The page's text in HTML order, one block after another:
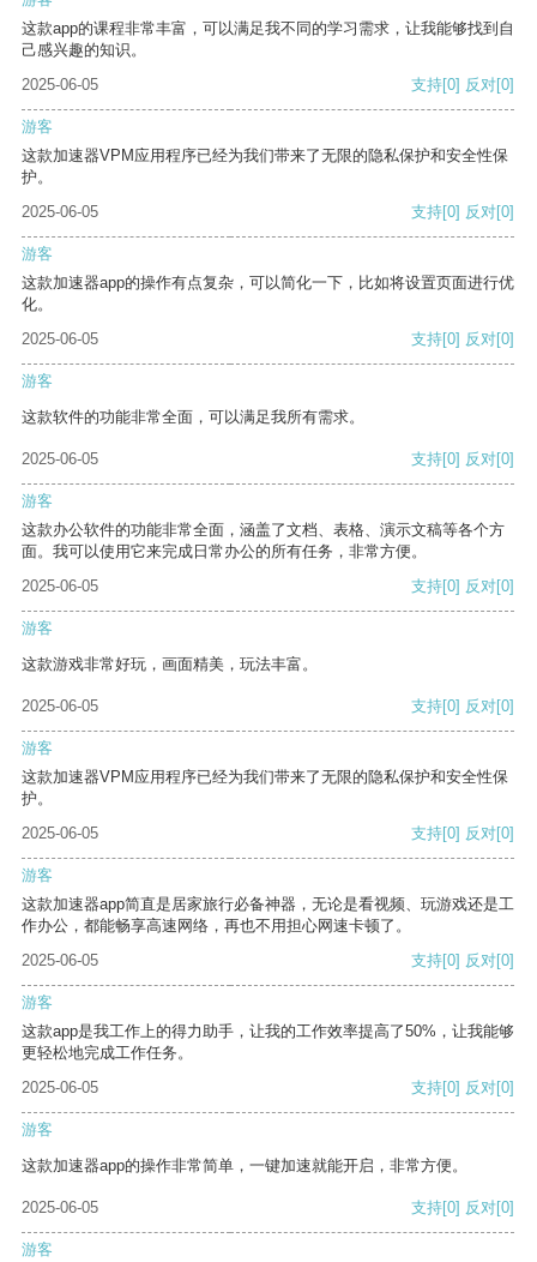
这款app的课程非常丰富，可以满足我不同的学习需求，让我能够找到自
己感兴趣的知识。
2025-06-05
支持[0] 反对[0]
游客
这款加速器VPM应用程序已经为我们带来了无限的隐私保护和安全性保
护。
2025-06-05
支持[0] 反对[0]
游客
这款加速器app的操作有点复杂，可以简化一下，比如将设置页面进行优
化。
2025-06-05
支持[0] 反对[0]
游客
这款软件的功能非常全面，可以满足我所有需求。
2025-06-05 支持[0] 反对[0]
游客
这款办公软件的功能非常全面，涵盖了文档、表格、演示文稿等各个方
面。我可以使用它来完成日常办公的所有任务，非常方便。
2025-06-05
支持[0] 反对[0]
游客
这款游戏非常好玩，画面精美，玩法丰富。
2025-06-05 支持[0] 反对[0]
游客
这款加速器VPM应用程序已经为我们带来了无限的隐私保护和安全性保
护。
2025-06-05
支持[0] 反对[0]
游客
这款加速器app简直是居家旅行必备神器，无论是看视频、玩游戏还是工
作办公，都能畅享高速网络，再也不用担心网速卡顿了。
2025-06-05
支持[0] 反对[0]
游客
这款app是我工作上的得力助手，让我的工作效率提高了50%，让我能够
更轻松地完成工作任务。
2025-06-05
支持[0] 反对[0]
游客
这款加速器app的操作非常简单，一键加速就能开启，非常方便。
2025-06-05 支持[0] 反对[0]
游客